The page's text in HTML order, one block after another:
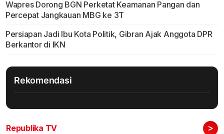
Wapres Dorong BGN Perketat Keamanan Pangan dan
Percepat Jangkauan MBG ke 3T
Persiapan Jadi Ibu Kota Politik, Gibran Ajak Anggota DPR
Berkantor di IKN
Rekomendasi
Republika TV >